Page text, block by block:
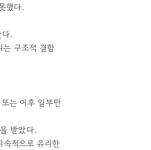
했다.
.
구조적 결함
는 이후 일부만
받았다.
적으로 유리한